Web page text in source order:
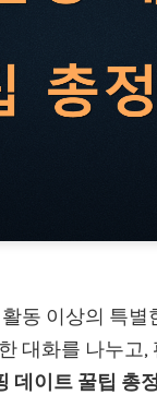
동 이상의 특별
대화를 나누고
데이트 꿀팁 총